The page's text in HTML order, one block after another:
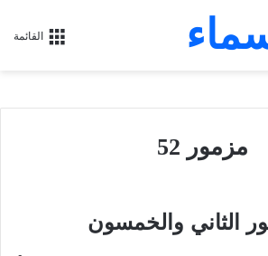
القائمة
مزمور 52
الثاني والخمسون